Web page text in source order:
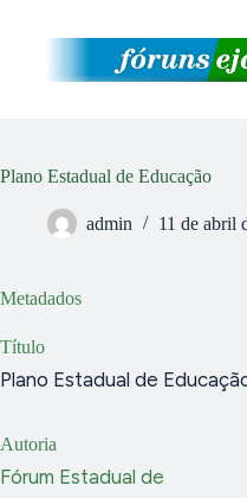
Plano Estadual de Educação
admin 11 de abril
Metadados
Título
Plano Estadual de
Autoria
Fórum Estadual de